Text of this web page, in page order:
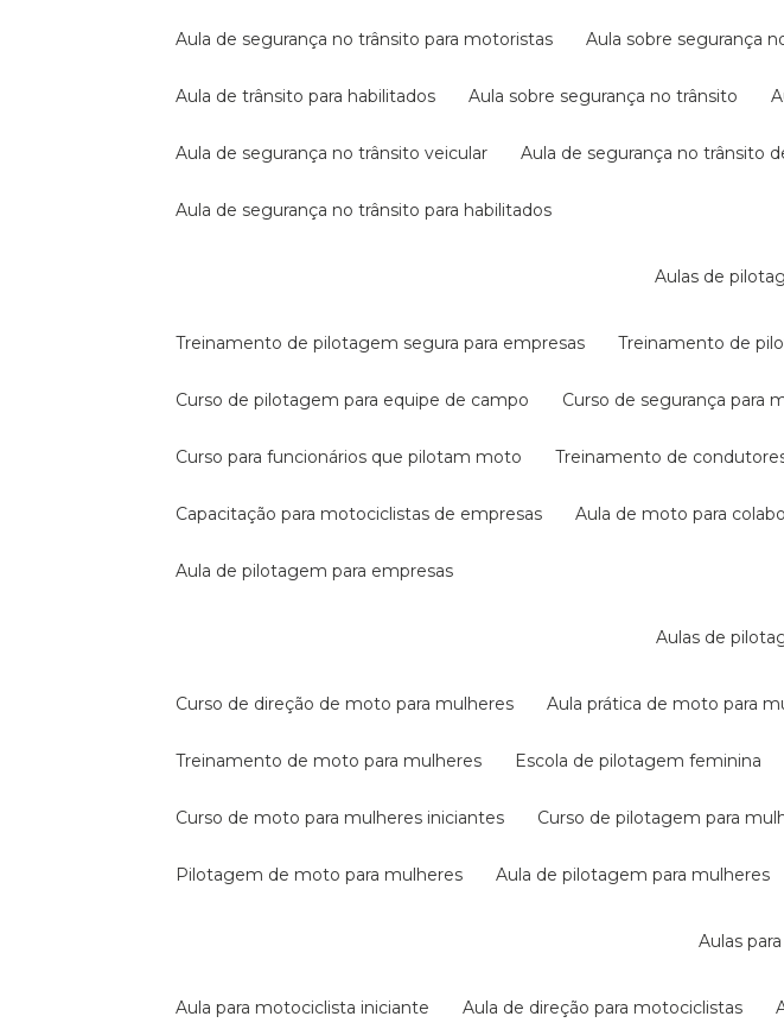
aula de segurança no trânsito para motoristas aula sobre segurança
aula de trânsito para habilitados aula sobre segurança no trânsito
aula de segurança no trânsito veicular aula de segurança no trânsito
aula de segurança no trânsito para habilitados
aulas de
treinamento de pilotagem segura para empresas treinamento de
curso de pilotagem para equipe de campo curso de segurança para
curso para funcionários que pilotam moto treinamento de
capacitação para motociclistas de empresas aula de moto para
aula de pilotagem para empresas
aulas de
curso de direção de moto para mulheres aula prática de moto para
treinamento de moto para mulheres escola de pilotagem feminina
curso de moto para mulheres iniciantes curso de pilotagem para
pilotagem de moto para mulheres aula de pilotagem para mulheres
aulas
aula para motociclista iniciante aula de direção para motociclistas